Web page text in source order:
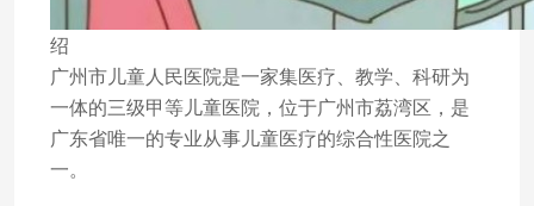
绍
广州市儿童人民医院是一家集医疗、教学、科研为
一体的三级甲等儿童医院，位于广州市荔湾区，是
广东省唯一的专业从事儿童医疗的综合性医院之
一。